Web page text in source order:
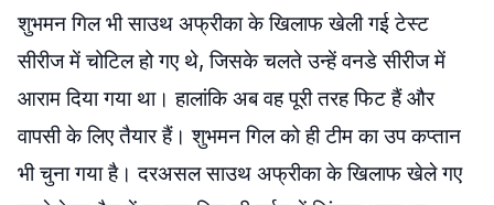
शुभमन गिल भी साउथ अफ्रीका के खिलाफ खेली गई टेस्ट
सीरीज में चोटिल हो गए थे, जिसके चलते उन्हें वनडे सीरीज में
आराम दिया गया था। हालांकि अब वह पूरी तरह फिट हैं और
वापसी के लिए तैयार हैं। शुभमन गिल को ही टीम का उप कप्तान
भी चुना गया है। दरअसल साउथ अफ्रीका के खिलाफ खेले गए